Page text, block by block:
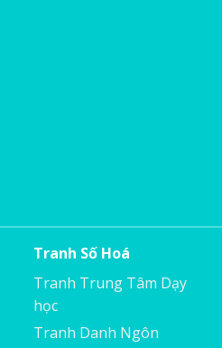
Tranh Số Hoá
Tranh Trung Tâm Dạy
học
Tranh Danh Ngôn